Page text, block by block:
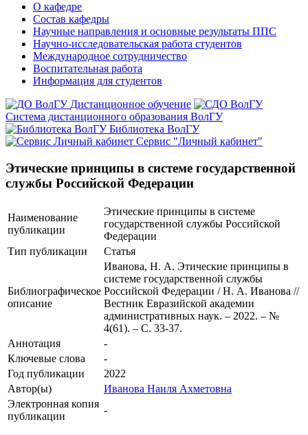
О кафедре
Состав кафедры
Научные направления и основные результаты ППС
Научно-исследовательская работа студентов
Международное сотрудничество
Воспитательная работа
Информация для студентов
Дистанционное обучение
Система дистанционного образования ВолГУ
Библиотека ВолГУ
Сервис "Личный кабинет"
Этические принципы в системе государственной
службы Российской Федерации
Наименование
публикации
Этические принципы в системе
государственной службы Российской
Федерации
Тип публикации
Статья
Библиографическое
описание
Иванова, Н. А. Этические принципы в
системе государственной службы
Российской Федерации / Н. А. Иванова //
Вестник Евразийской академии
административных наук. – 2022. – №
4(61). – С. 33-37.
Аннотация
-
Ключевые cлова
-
Год публикации
2022
Автор(ы)
Иванова Наиля Ахметовна
Электронная копия
публикации
-